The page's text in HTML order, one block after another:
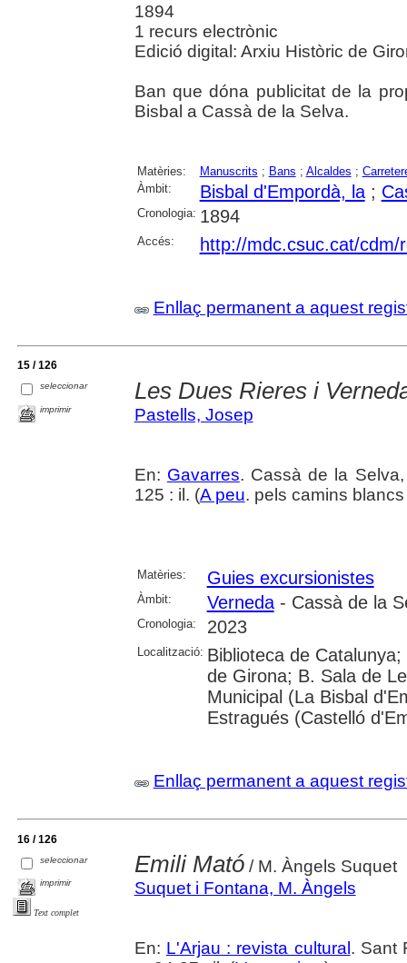
1894
1 recurs electrònic
Edició digital: Arxiu Històric de
Ban que dóna publicitat de la
Bisbal a Cassà de la Selva.
Matèries: Manuscrits ; Bans ; Alcaldes ;
Àmbit:
Bisbal d'Empordà, la;
Cronologia: 1894
Accés: http://mdc.csuc.cat/cdm/
Enllaç permanent a aquest
15 / 126
seleccionar
imprimir
Les Dues Rieres i
Pastells, Josep
En: Gavarres. Cassà de la
125 : il. (A peu. pels camins
Matèries: Guies excursionistes
Àmbit: Verneda- Cassà de la
Cronologia: 2023
Localització: Biblioteca de
de Girona; B. Sala de
Municipal (La Bisbal
Estragués (Castelló
Enllaç permanent a aquest
16 / 126
seleccionar
imprimir
Text complet
Emili Mató/ M. Àngels Suquet
Suquet i Fontana, M. Àngels
En: L'Arjau : revista cultural. Sant